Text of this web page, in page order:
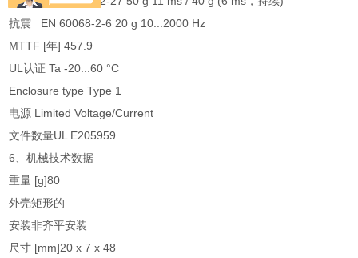
抗震 EN 60068-2-6 20 g 10...2000 Hz
MTTF [年] 457.9
UL认证 Ta -20...60 °C
Enclosure type Type 1
电源 Limited Voltage/Current
文件数量UL E205959
6、机械技术数据
重量 [g]80
外壳矩形的
安装非齐平安装
尺寸 [mm]20 x 7 x 48